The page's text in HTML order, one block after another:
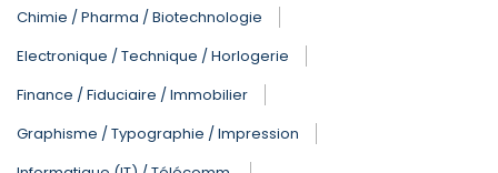
Chimie / Pharma / Biotechnologie
Electronique / Technique / Horlogerie
Finance / Fiduciaire / Immobilier
Graphisme / Typographie / Impression